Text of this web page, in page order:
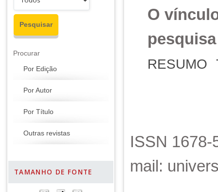
Procurar
Por Edição
Por Autor
Por Título
Outras revistas
TAMANHO DE FONTE
O
RESUMO
ISSN
mail: